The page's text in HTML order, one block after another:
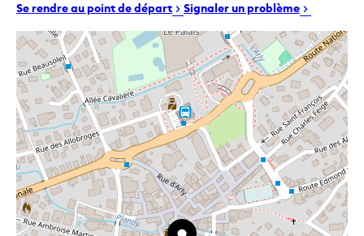
Se rendre au point de départ Signaler un problème